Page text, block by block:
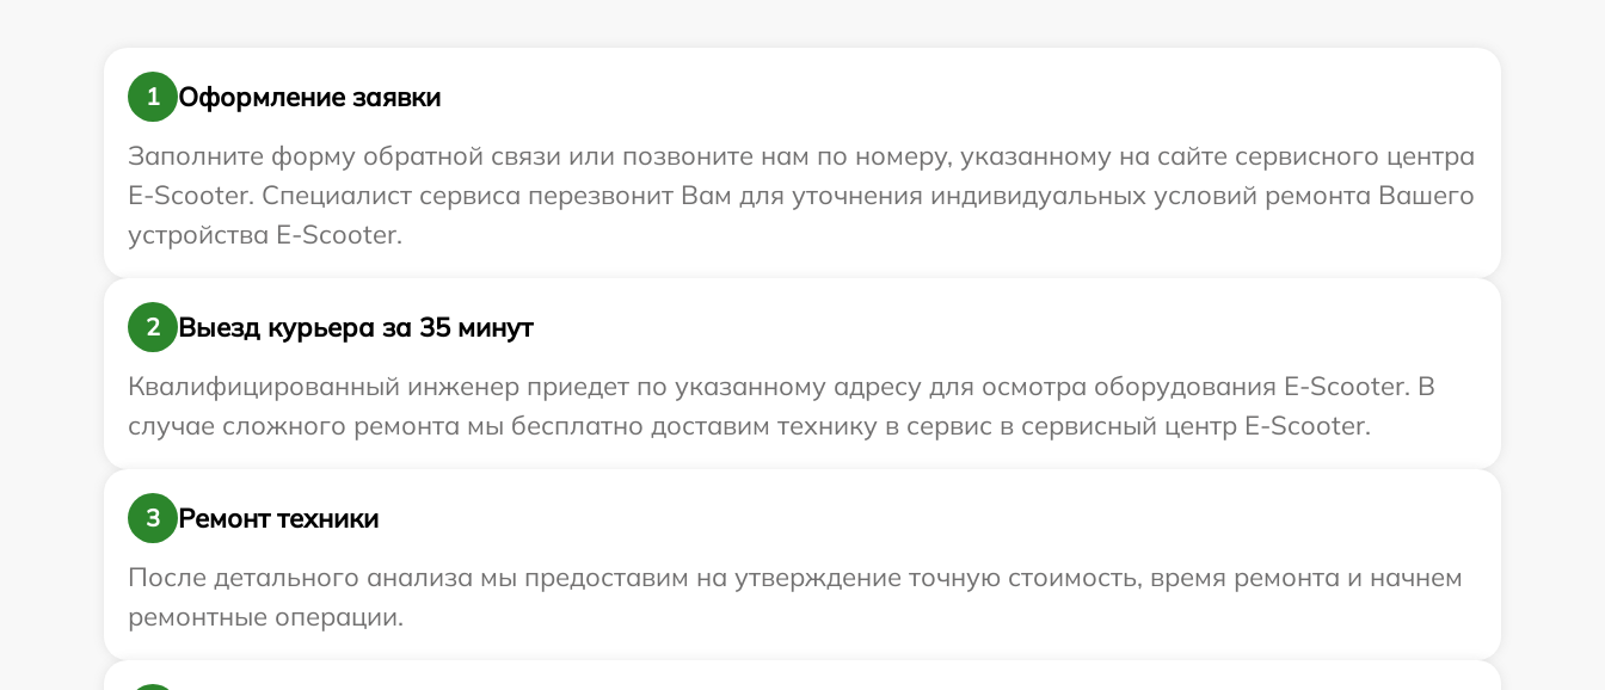
1
Оформление заявки
Заполните форму обратной связи или позвоните нам по номеру, указанному на сайте сервисного центра
E-Scooter. Специалист сервиса перезвонит Вам для уточнения индивидуальных условий ремонта Вашего
устройства E-Scooter.
2
Выезд курьера за 35 минут
Квалифицированный инженер приедет по указанному адресу для осмотра оборудования E-Scooter. В
случае сложного ремонта мы бесплатно доставим технику в сервис в сервисный центр E-Scooter.
3
Ремонт техники
После детального анализа мы предоставим на утверждение точную стоимость, время ремонта и начнем
ремонтные операции.